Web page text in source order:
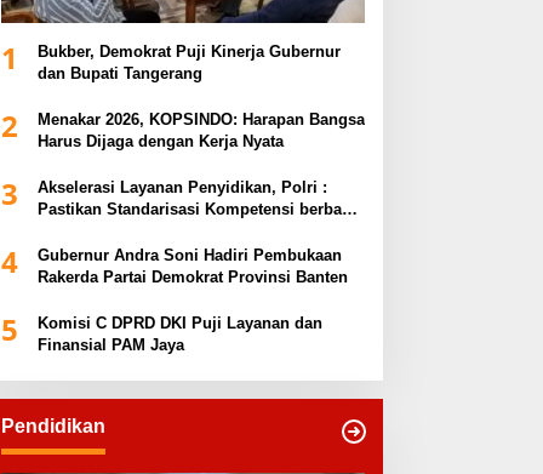
1
Bukber, Demokrat Puji Kinerja Gubernur
dan Bupati Tangerang
2
Menakar 2026, KOPSINDO: Harapan Bangsa
Harus Dijaga dengan Kerja Nyata
3
Akselerasi Layanan Penyidikan, Polri :
Pastikan Standarisasi Kompetensi berbasis
4
Gubernur Andra Soni Hadiri Pembukaan
Rakerda Partai Demokrat Provinsi Banten
5
Komisi C DPRD DKI Puji Layanan dan
Finansial PAM Jaya
Pendidikan